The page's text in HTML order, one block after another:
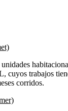
cuyos trabajos
corridos.